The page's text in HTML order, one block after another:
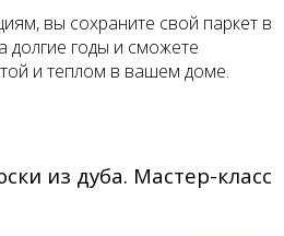
вы сохраните свой паркет в
долгие годы и сможете
и теплом в вашем доме.
из дуба. Мастер-класс